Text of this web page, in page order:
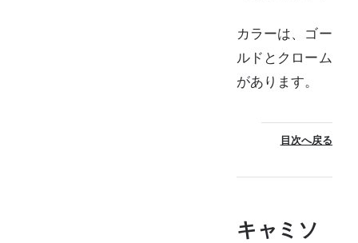
カラーは、ゴー
ルドとクローム
があります。
目次へ戻る
キャミソ